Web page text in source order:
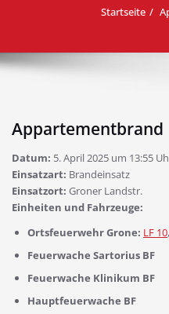
Startseite
Appartementbrand
Datum: 5. April 2025 um 13:55
Einsatzart: Brandeinsatz
Einsatzort: Groner Landstr.
Einheiten und Fahrzeuge:
Ortsfeuerwehr Grone: LF 10
Feuerwache Sartorius BF
Feuerwache Klinikum BF
Hauptfeuerwache BF